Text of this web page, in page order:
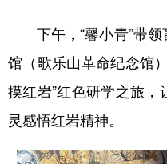
下午，“馨小青”带
馆（歌乐山革命纪念馆
摸红岩”红色研学之旅
灵感悟红岩精神。